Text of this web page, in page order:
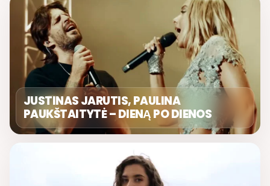
JUSTINAS JARUTIS, PAULINA
PAUKŠTAITYTĖ – DIENĄ PO DIENOS